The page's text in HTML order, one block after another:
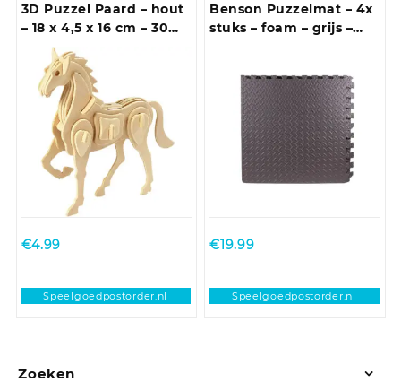
3D Puzzel Paard – hout
– 18 x 4,5 x 16 cm – 30
delen – dier
€4.99
Speelgoedpostorder.nl
Benson Puzzelmat – 4x
stuks – foam – grijs –
€19.99
Speelgoedpostorder.nl
Zoeken